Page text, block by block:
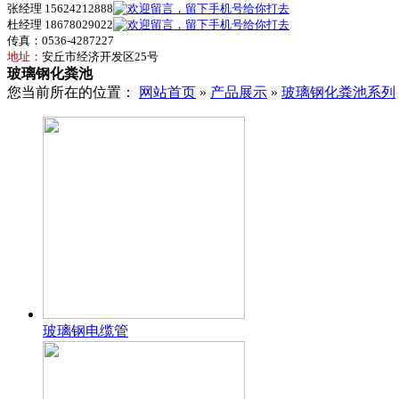
张经理 15624212888
杜经理 18678029022
传真：0536-4287227
地址： 安丘市经济开发区25号
玻璃钢化粪池
您当前所在的位置：
网站首页 » 产品展示 » 玻璃钢化粪池系列
玻璃钢电缆管